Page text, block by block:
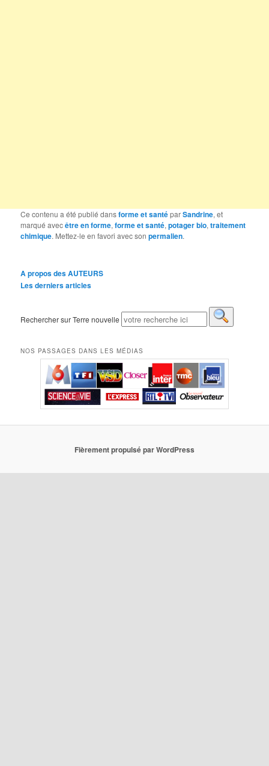
Ce contenu a été publié dansforme et santéparSandrine, et
marqué avecêtre en forme,forme et santé,potager bio,traitement
chimique. Mettez-le en favori avec sonpermalien.
A propos des AUTEURS
Les derniers articles
Rechercher sur Terre nouvelle
NOS PASSAGES DANS LES MÉDIAS
Fièrement propulsé par WordPress